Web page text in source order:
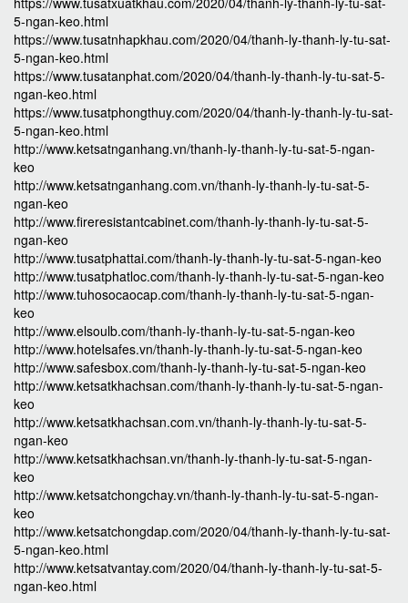
5-ngan-keo.html
https://www.tusatnhapkhau.com/2020/04/thanh-ly-thanh-ly-tu-sat-
5-ngan-keo.html
https://www.tusatanphat.com/2020/04/thanh-ly-thanh-ly-tu-sat-5-
ngan-keo.html
https://www.tusatphongthuy.com/2020/04/thanh-ly-thanh-ly-tu-sat-
5-ngan-keo.html
http://www.ketsatnganhang.vn/thanh-ly-thanh-ly-tu-sat-5-ngan-
keo
http://www.ketsatnganhang.com.vn/thanh-ly-thanh-ly-tu-sat-5-
ngan-keo
http://www.fireresistantcabinet.com/thanh-ly-thanh-ly-tu-sat-5-
ngan-keo
http://www.tusatphattai.com/thanh-ly-thanh-ly-tu-sat-5-ngan-keo
http://www.tusatphatloc.com/thanh-ly-thanh-ly-tu-sat-5-ngan-keo
http://www.tuhosocaocap.com/thanh-ly-thanh-ly-tu-sat-5-ngan-
keo
http://www.elsoulb.com/thanh-ly-thanh-ly-tu-sat-5-ngan-keo
http://www.hotelsafes.vn/thanh-ly-thanh-ly-tu-sat-5-ngan-keo
http://www.safesbox.com/thanh-ly-thanh-ly-tu-sat-5-ngan-keo
http://www.ketsatkhachsan.com/thanh-ly-thanh-ly-tu-sat-5-ngan-
keo
http://www.ketsatkhachsan.com.vn/thanh-ly-thanh-ly-tu-sat-5-
ngan-keo
http://www.ketsatkhachsan.vn/thanh-ly-thanh-ly-tu-sat-5-ngan-
keo
http://www.ketsatchongchay.vn/thanh-ly-thanh-ly-tu-sat-5-ngan-
keo
http://www.ketsatchongdap.com/2020/04/thanh-ly-thanh-ly-tu-sat-
5-ngan-keo.html
http://www.ketsatvantay.com/2020/04/thanh-ly-thanh-ly-tu-sat-5-
ngan-keo.html